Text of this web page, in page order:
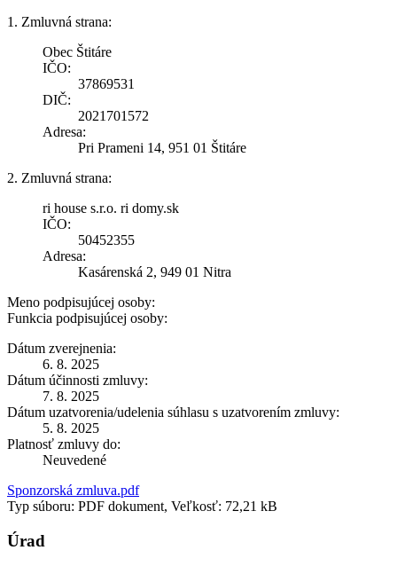
1. Zmluvná strana:
Obec Štitáre
IČO:
37869531
DIČ:
2021701572
Adresa:
Pri Prameni 14, 951 01 Štitáre
2. Zmluvná strana:
ri house s.r.o. ri domy.sk
IČO:
50452355
Adresa:
Kasárenská 2, 949 01 Nitra
Meno podpisujúcej osoby:
Funkcia podpisujúcej osoby:
Dátum zverejnenia:
6. 8. 2025
Dátum účinnosti zmluvy:
7. 8. 2025
Dátum uzatvorenia/udelenia súhlasu s uzatvorením zmluvy:
5. 8. 2025
Platnosť zmluvy do:
Neuvedené
Sponzorská zmluva.pdf
Typ súboru: PDF dokument, Veľkosť: 72,21 kB
Úrad